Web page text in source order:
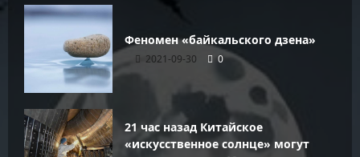
Феномен «байкальского дзена»
2021-09-30 0
21 час назад Китайское
«искусственное солнце» могут